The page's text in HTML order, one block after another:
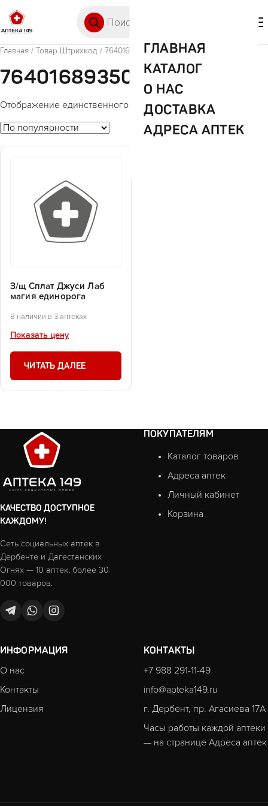
ГЛАВНАЯ
КАТАЛОГ
О НАС
ДОСТАВКА
АДРЕСА АПТЕК
Главная / Товар Штрихкод / 7640168935078
7640168935078
Отображение единственного товара
З/щ Сплат Джуси Лаб
магия единорога
В наличии в 3 аптеках
Показать цену
ЧИТАТЬ ДАЛЕЕ
КАЧЕСТВО ДОСТУПНОЕ
КАЖДОМУ!
Сеть социальных аптек в
Дербенте и Дагестанских
Огнях — 10 аптек, более 30
000 товаров.
ПОКУПАТЕЛЯМ
Каталог товаров
Адреса аптек
Личный кабинет
Корзина
ИНФОРМАЦИЯ
О нас
Контакты
Лицензия
КОНТАКТЫ
+7 988 291-11-49
info@apteka149.ru
г. Дербент, пр. Агасиева 17А
Часы работы каждой аптеки
— на странице Адреса аптек